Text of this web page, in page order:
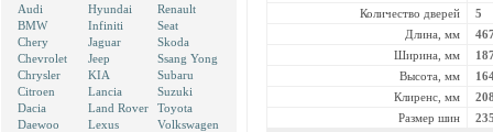
Audi
BMW
Chery
Chevrolet
Chrysler
Citroen
Dacia
Daewoo
Hyundai
Infiniti
Jaguar
Jeep
KIA
Lancia
Land Rover
Lexus
Renault
Seat
Skoda
Ssang Yong
Subaru
Suzuki
Toyota
Volkswagen
Количество дверей
5
Длина, мм
Ширина, мм
Высота, мм
Клиренс, мм
Размер шин